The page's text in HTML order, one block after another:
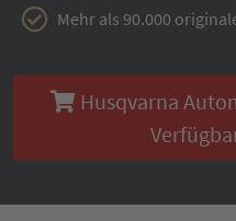
Mehr als 90.000
Husqvarna